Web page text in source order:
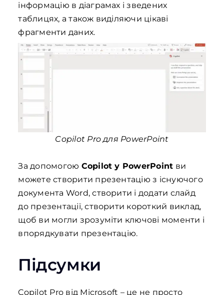
інформацію в діаграмах і зведених
таблицях, а також виділяючи цікаві
фрагменти даних.
Copilot Pro для PowerPoint
За допомогою Copilot у PowerPoint ви
можете створити презентацію з існуючого
документа Word, створити і додати слайд
до презентації, створити короткий виклад,
щоб ви могли зрозуміти ключові моменти і
впорядкувати презентацію.
Підсумки
Copilot Pro від Microsoft – це не просто